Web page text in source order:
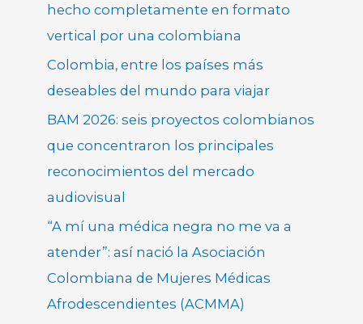
hecho completamente en formato
vertical por una colombiana
Colombia, entre los países más
deseables del mundo para viajar
BAM 2026: seis proyectos colombianos
que concentraron los principales
reconocimientos del mercado
audiovisual
“A mí una médica negra no me va a
atender”: así nació la Asociación
Colombiana de Mujeres Médicas
Afrodescendientes (ACMMA)